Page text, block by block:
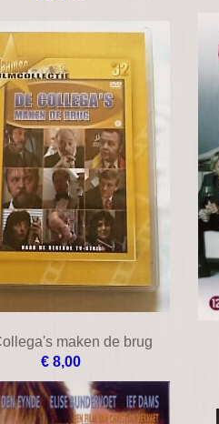
maken de brug
€ 8,00